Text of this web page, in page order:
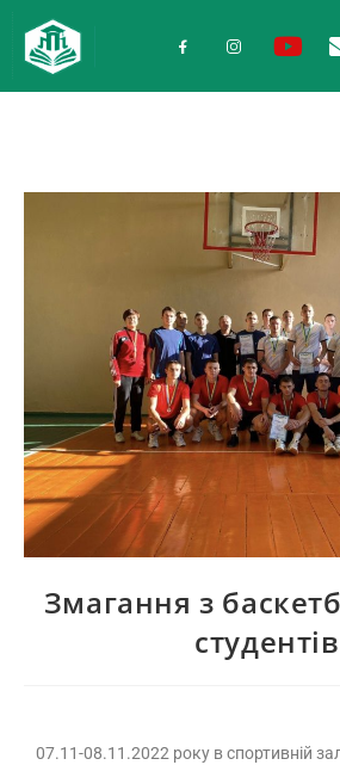
Змагання з
студентів
07.11-08.11.2022 року в спортивній